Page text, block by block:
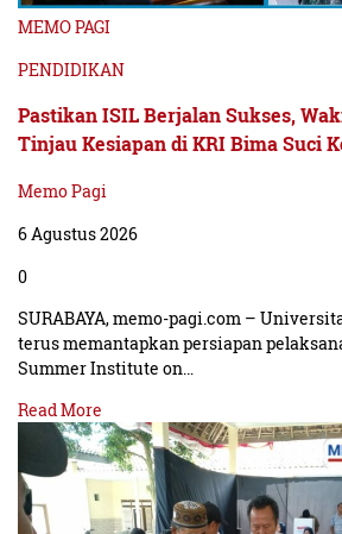
MEMO PAGI
PENDIDIKAN
Pastikan ISIL Berjalan Sukses,
Tinjau Kesiapan di KRI Bima Suci
Memo Pagi
6 Agustus 2026
0
SURABAYA, memo-pagi.com –
terus memantapkan persiapan
Summer Institute on…
Read More